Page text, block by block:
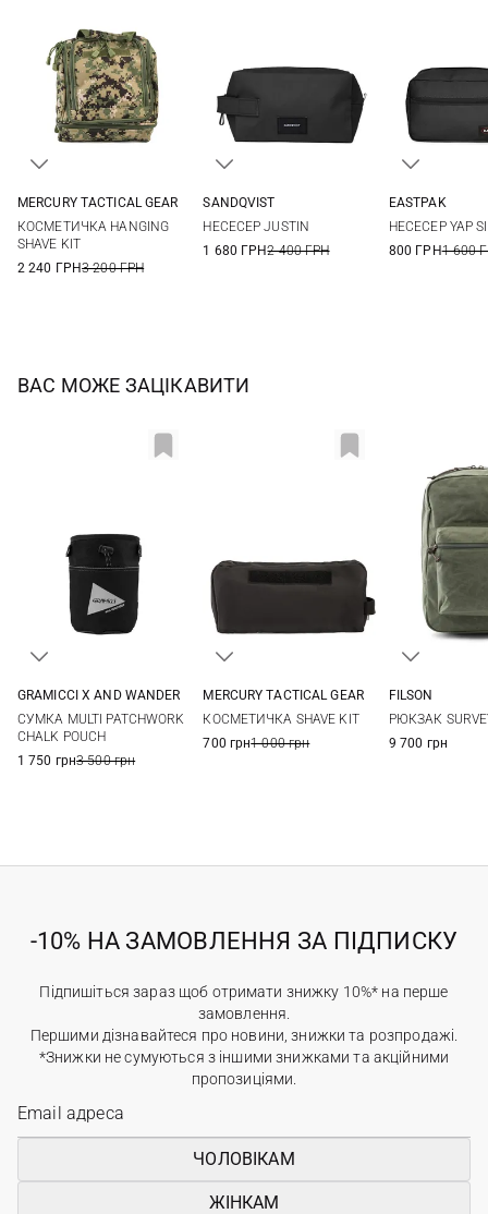
MERCURY TACTICAL GEAR
КОСМЕТИЧКА HANGING
SHAVE KIT
2 240 ГРН3 200 ГРН
23X13X13СМ
SANDQVIST
НЕСЕСЕР JUSTIN
1 680 ГРН2 400 ГРН
EASTPAK
НЕСЕСЕР YAP
800 ГРН1 600
ВАС МОЖЕ ЗАЦІКАВИТИ
GRAMICCI X AND WANDER
СУМКА MULTI PATCHWORK
CHALK POUCH
1 750 грн3 500 грн
MERCURY TACTICAL GEAR
КОСМЕТИЧКА SHAVE KIT
700 грн1 000 грн
FILSON
РЮКЗАК
9 700 грн
-10% НА ЗАМОВЛЕННЯ ЗА ПІДПИСКУ
Підпишіться зараз щоб отримати знижку 10%* на перше
замовлення.
Першими дізнавайтеся про новини, знижки та розпродажі.
*Знижки не сумуються з іншими знижками та акційними
пропозиціями.
ЧОЛОВІКАМ
ЖІНКАМ